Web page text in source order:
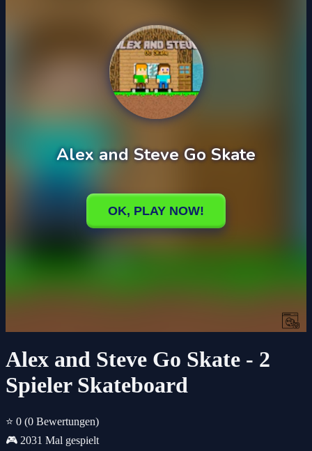
Alex and Steve Go Skate - 2
Spieler Skateboard
⭐ 0 (0 Bewertungen)
🎮 2031 Mal gespielt